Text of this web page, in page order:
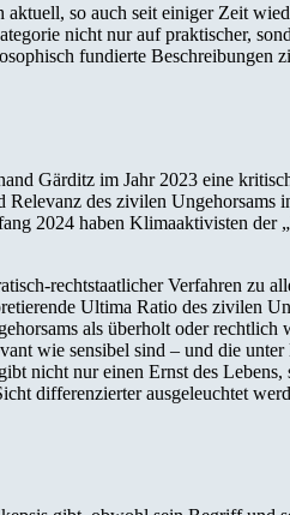
so auch seit einiger Zeit
nicht nur auf praktischer,
fundierte
Gärditz im Jahr 2023 eine
des zivilen Ungehorsams
2024 haben Klimaaktivisten der
rechtstaatlicher Verfahren zu
Ultima Ratio des zivilen
als überholt oder
wie sensibel sind – und die
nicht nur einen Ernst des
differenzierter ausgeleuchtet